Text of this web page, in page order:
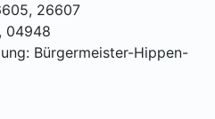
26607
04948
Bürgermeister-Hippen-